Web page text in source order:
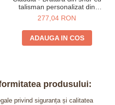
talisman personalizat din
argint 925 placat cu aur 24K -
Inimioara
277,04 RON
ADAUGA IN COS
produsului:
privind siguranța și calitatea